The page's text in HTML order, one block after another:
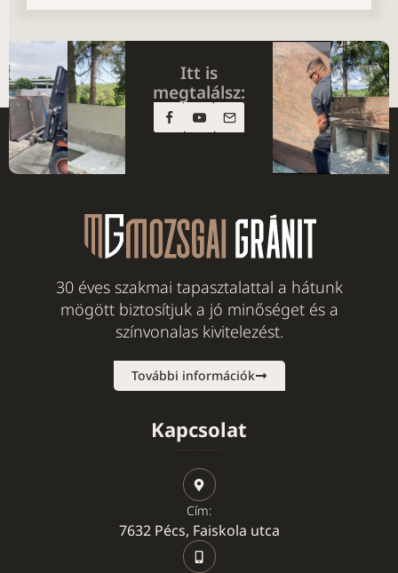
Itt is
megtalálsz:
30 éves szakmai tapasztalattal a hátunk
mögött biztosítjuk a jó minőséget és a
színvonalas kivitelezést.
További információk
Kapcsolat
Cím:
7632 Pécs, Faiskola utca